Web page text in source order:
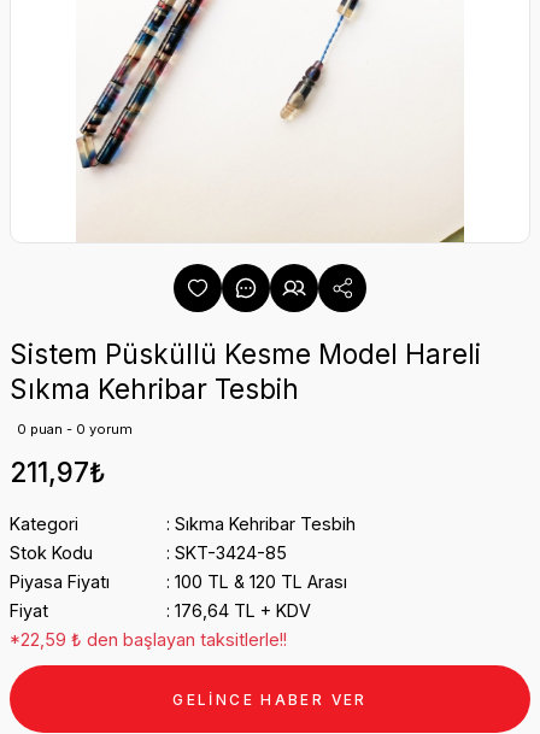
Sistem Püsküllü Kesme Model Hareli
Sıkma Kehribar Tesbih
0 puan - 0 yorum
211,97₺
Kategori
Sıkma Kehribar Tesbih
Stok Kodu
SKT-3424-85
Piyasa Fiyatı
100 TL & 120 TL Arası
Fiyat
176,64 TL + KDV
*22,59 ₺ den başlayan taksitlerle!!
GELİNCE HABER VER